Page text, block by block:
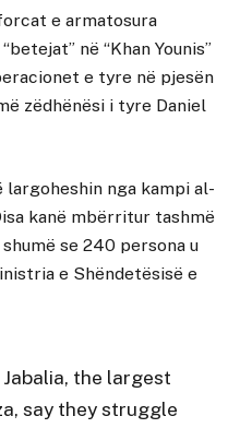
e armatosura
në “Khan Younis”
e tyre në pjesën
zëdhënësi i tyre Daniel
nga kampi al-
kanë mbërritur tashmë
se 240 persona u
e Shëndetësisë e
the largest
say they struggle